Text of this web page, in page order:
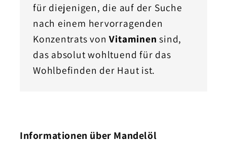
für diejenigen, die auf der Suche
nach einem hervorragenden
Konzentrats vonVitaminen sind,
das absolut wohltuend für das
Wohlbefinden der Haut ist.
Informationen über Mandelöl